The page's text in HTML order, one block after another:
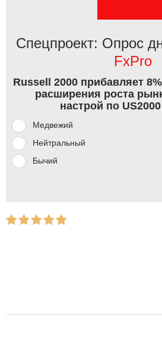
Спецпроект: Опрос
FxPro
Russell 2000 прибавляет
расширения роста
настрой по
Медвежий
Нейтральный
Бычий